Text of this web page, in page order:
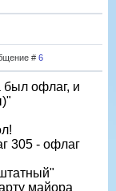
# 6
был офлаг, и
305 - офлаг
майора